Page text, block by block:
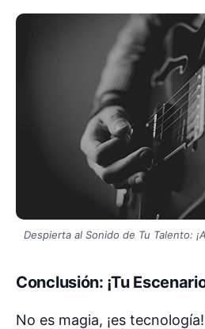
Despierta al Sonido de Tu Talento:
Conclusión: ¡Tu
No es magia, ¡es